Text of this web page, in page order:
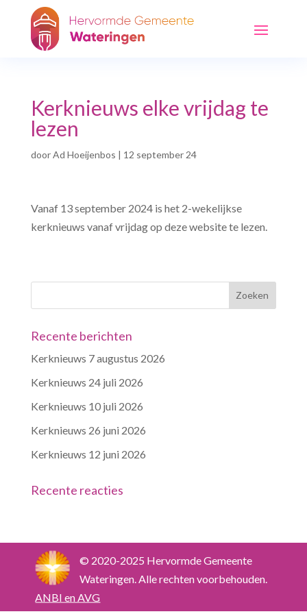
Kerknieuws elke vrijdag te
lezen
doorAd Hoeijenbos | 12 september 24
Vanaf 13 september 2024 is het 2-wekelijkse
kerknieuws vanaf vrijdag op deze website te lezen.
Recente berichten
Kerknieuws 7 augustus 2026
Kerknieuws 24 juli 2026
Kerknieuws 10 juli 2026
Kerknieuws 26 juni 2026
Kerknieuws 12 juni 2026
Recente reacties
© 2020-2025 Hervormde Gemeente
Wateringen. Alle rechten voorbehouden.
ANBI en AVG